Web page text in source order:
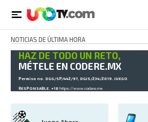
NOTICIAS DE ÚLTIMA HORA
HAZ DE TODO UN RETO,
MÉTELE EN CODERE.MX
Permiso no. DGG/SP/442/97, DGJS/234/2019. JUEGO
RESPONSABLE. +18https://www.codere.mx